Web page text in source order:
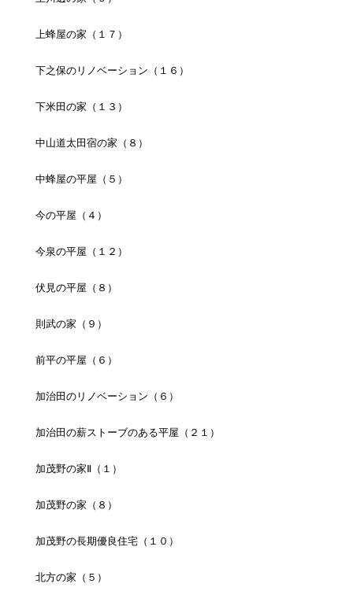
上蜂屋の家（１７）
下之保のリノベーション（１６）
下米田の家（１３）
中山道太田宿の家（８）
中蜂屋の平屋（５）
今の平屋（４）
今泉の平屋（１２）
伏見の平屋（８）
則武の家（９）
前平の平屋（６）
加治田のリノベーション（６）
加治田の薪ストーブのある平屋（２１）
加茂野の家Ⅱ（１）
加茂野の家（８）
加茂野の長期優良住宅（１０）
北方の家（５）